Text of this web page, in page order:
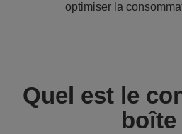
optimiser la
Quel est le
boîte